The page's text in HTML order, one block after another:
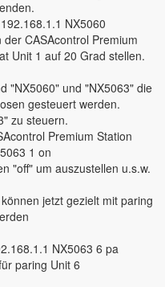
NX5060
CASAcontrol Premium
Unit 1 auf 20 Grad stellen.
"NX5060" und "NX5063" die
gesteuert werden.
zu steuern.
Premium Station
1 on
"off" um auszustellen u.s.w.
jetzt gezielt mit paring
NX5063 6 pa
paring Unit 6